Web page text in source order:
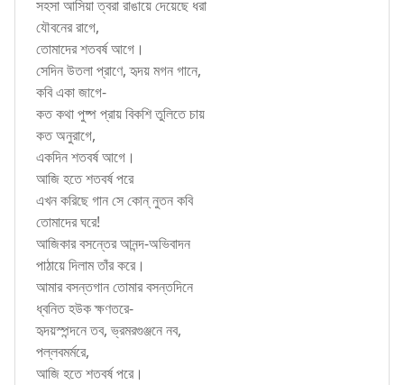
সহসা আসিয়া ত্বরা রাঙায়ে দেয়েছে ধরা
যৌবনের রাগে,
তোমাদের শতবর্ষ আগে।
সেদিন উতলা প্রাণে, হৃদয় মগন গানে,
কবি একা জাগে-
কত কথা পুষ্প প্রায় বিকশি তুলিতে চায়
কত অনুরাগে,
একদিন শতবর্ষ আগে।
আজি হতে শতবর্ষ পরে
এখন করিছে গান সে কোন্ নুতন কবি
তোমাদের ঘরে!
আজিকার বসন্তের আনন্দ-অভিবাদন
পাঠায়ে দিলাম তাঁর করে।
আমার বসন্তগান তোমার বসন্তদিনে
ধ্বনিত হউক ক্ষণতরে-
হৃদয়স্পন্দনে তব, ভ্রমরগুঞ্জনে নব,
পল্লবমর্মরে,
আজি হতে শতবর্ষ পরে।